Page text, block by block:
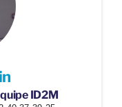
ID2M